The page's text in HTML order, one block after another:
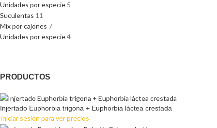
Unidades por especie 5
Suculentas 11
Mix por cajones 7
Unidades por especie4
PRODUCTOS
Injertado Euphorbia trigona + Euphorbia láctea crestada
Iniciar sesión para ver precios